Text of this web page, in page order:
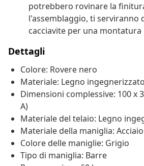
potrebbero rovinare la
l'assemblaggio, ti serviranno
cacciavite per una montatura
Dettagli
Colore: Rovere nero
Materiale: Legno ingegnerizzato
Dimensioni complessive: 100 x
A)
Materiale del telaio: Legno
Materiale della maniglia: Acciaio
Colore delle maniglie: Grigio
Tipo di maniglia: Barre